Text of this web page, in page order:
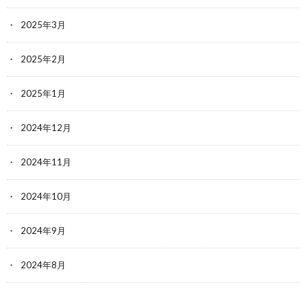
2025年3月
2025年2月
2025年1月
2024年12月
2024年11月
2024年10月
2024年9月
2024年8月